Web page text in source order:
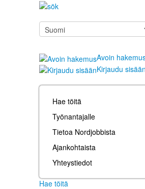
Avoin
Kirjaudu
Hae töitä
Työnantajalle
Tietoa Nordjobbista
Ajankohtaista
Yhteystiedot
Hae töitä